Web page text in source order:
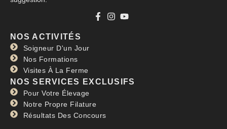
NOS ACTIVITÉS
Soigneur D'un Jour
Nos Formations
Visites À La Ferme
NOS SERVICES EXCLUSIFS
Pour Votre Élevage
Notre Propre Filature
Résultats Des Concours